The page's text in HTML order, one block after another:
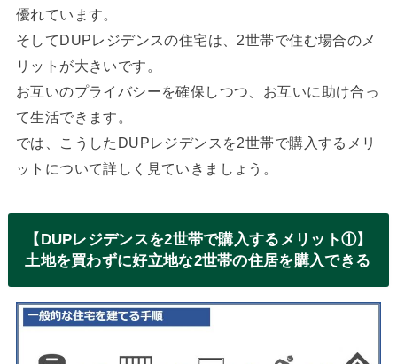
優れています。
そしてDUPレジデンスの住宅は、2世帯で住む場合のメ
リットが大きいです。
お互いのプライバシーを確保しつつ、お互いに助け合っ
て生活できます。
では、こうしたDUPレジデンスを2世帯で購入するメリ
ットについて詳しく見ていきましょう。
【DUPレジデンスを2世帯で購入するメリット①】
土地を買わずに好立地な2世帯の住居を購入できる